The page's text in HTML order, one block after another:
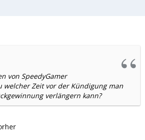
von SpeedyGamer
welcher Zeit vor der Kündigung man
verlängern kann?